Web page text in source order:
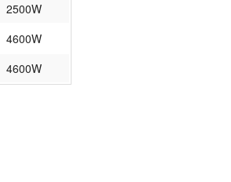
2500W
4600W
4600W